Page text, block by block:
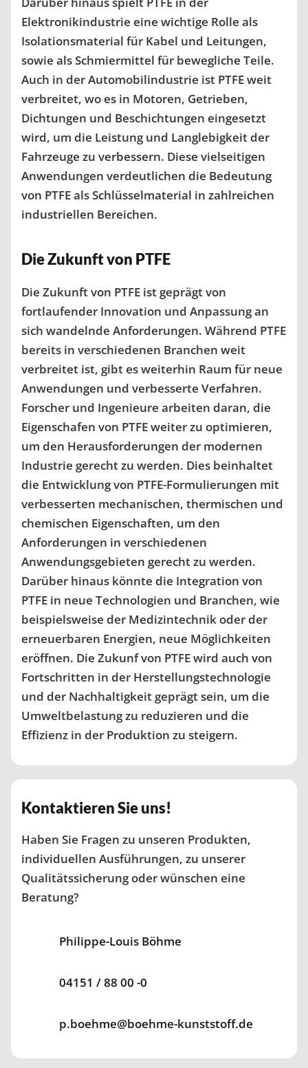
Elektronikindustrie eine wichtige Rolle als
Isolationsmaterial für Kabel und Leitungen,
sowie als Schmiermittel für bewegliche Teile.
Auch in der Automobilindustrie ist PTFE weit
verbreitet, wo es in Motoren, Getrieben,
Dichtungen und Beschichtungen eingesetzt
wird, um die Leistung und Langlebigkeit der
Fahrzeuge zu verbessern. Diese vielseitigen
Anwendungen verdeutlichen die Bedeutung
von PTFE als Schlüsselmaterial in zahlreichen
industriellen Bereichen.
Die Zukunft von PTFE
Die Zukunft von PTFE ist geprägt von
fortlaufender Innovation und Anpassung an
sich wandelnde Anforderungen. Während PTFE
bereits in verschiedenen Branchen weit
verbreitet ist, gibt es weiterhin Raum für neue
Anwendungen und verbesserte Verfahren.
Forscher und Ingenieure arbeiten daran, die
Eigenschafen von PTFE weiter zu optimieren,
um den Herausforderungen der modernen
Industrie gerecht zu werden. Dies beinhaltet
die Entwicklung von PTFE-Formulierungen mit
verbesserten mechanischen, thermischen und
chemischen Eigenschaften, um den
Anforderungen in verschiedenen
Anwendungsgebieten gerecht zu werden.
Darüber hinaus könnte die Integration von
PTFE in neue Technologien und Branchen, wie
beispielsweise der Medizintechnik oder der
erneuerbaren Energien, neue Möglichkeiten
eröffnen. Die Zukunf von PTFE wird auch von
Fortschritten in der Herstellungstechnologie
und der Nachhaltigkeit geprägt sein, um die
Umweltbelastung zu reduzieren und die
Effizienz in der Produktion zu steigern.
Kontaktieren Sie uns!
Haben Sie Fragen zu unseren Produkten,
individuellen Aus­führungen, zu unserer
Qualitätssicherung oder wünschen eine
Beratung?
Philippe-Louis Böhme
04151 / 88 00 -0
p.boehme@boehme-kunststoff.de